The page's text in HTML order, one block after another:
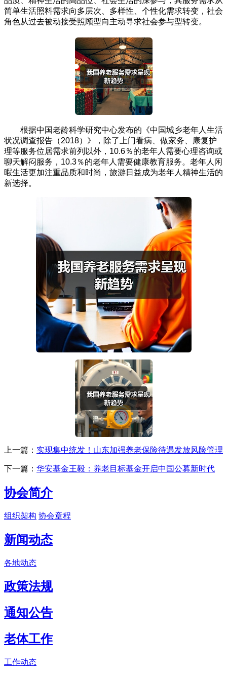
简单生活照料需求向多层次、多样性、个性化需求转变，社会
角色从过去被动接受照顾型向主动寻求社会参与型转变。
根据中国老龄科学研究中心发布的《中国城乡老年人生活
状况调查报告（2018）》，除了上门看病、做家务、康复护
理等服务位居需求前列以外，10.6％的老年人需要心理咨询或
聊天解闷服务，10.3％的老年人需要健康教育服务。老年人闲
暇生活更加注重品质和时尚，旅游日益成为老年人精神生活的
新选择。
上一篇： 实现集中统发！山东加强养老保险待遇发放风险管理
下一篇： 华安基金王毅：养老目标基金开启中国公募新时代
协会简介
组织架构 协会章程
新闻动态
各地动态
政策法规
通知公告
老体工作
工作动态